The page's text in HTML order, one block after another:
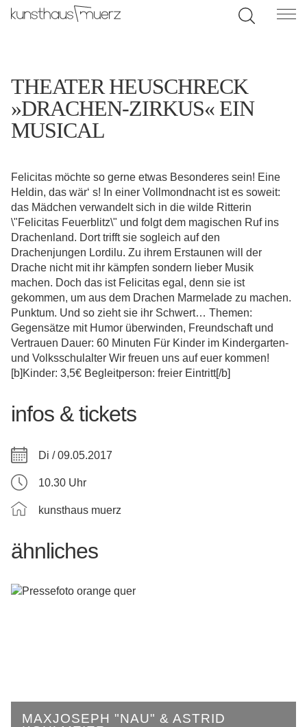
THEATER HEUSCHRECK
»DRACHEN-ZIRKUS« EIN
MUSICAL
Felicitas möchte so gerne etwas Besonderes sein! Eine
Heldin, das wär‘ s! In einer Vollmondnacht ist es soweit:
das Mädchen verwandelt sich in die wilde Ritterin
\"Felicitas Feuerblitz\" und folgt dem magischen Ruf ins
Drachenland. Dort trifft sie sogleich auf den
Drachenjungen Lordilu. Zu ihrem Erstaunen will der
Drache nicht mit ihr kämpfen sondern lieber Musik
machen. Doch das ist Felicitas egal, denn sie ist
gekommen, um aus dem Drachen Marmelade zu machen.
Punktum. Und so zieht sie ihr Schwert… Themen:
Gegensätze mit Humor überwinden, Freundschaft und
Vertrauen Dauer: 60 Minuten Für Kinder im Kindergarten-
und Volksschulalter Wir freuen uns auf euer kommen!
[b]Kinder: 3,5€ Begleitperson: freier Eintritt[/b]
infos & tickets
Di / 09.05.2017
10.30 Uhr
kunsthaus muerz
ähnliches
MAXJOSEPH "NAU" & ASTRID